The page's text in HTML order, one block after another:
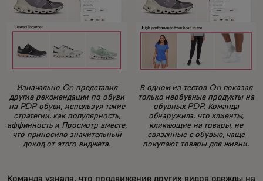
Изначально On представил
другие рекомендации по обуви
на PDP обуви, используя такие
стратегии, как популярность,
аффинность и Просмотр вместе,
что приносило значительный
доход от этого виджета.
В одном из тестов On показал
только необувные продукты на
обувных PDP. Команда
обнаружила, что клиенты,
кликающие на товары, не
связанные с обувью, чаще
покупают товары для жизни.
Команда узнала, что продвижение других видов одежды на